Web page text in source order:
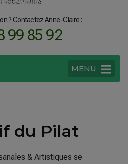
? Contactez Anne-Claire :
99 85 92
MENU
du Pilat
& Artistiques se